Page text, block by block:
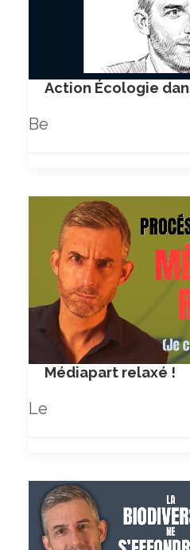
Action Écologie
Be
Médiapart relaxé !
Le